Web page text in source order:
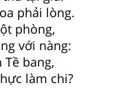
phải lòng.
phòng,
với nàng:
Tề bang,
làm chi?